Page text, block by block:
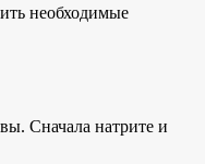
необходимые
Сначала натрите и